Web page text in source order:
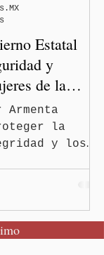
Secretaría
de mane
Estatal
y
de la
Armenta
la
y los
una
un lugar